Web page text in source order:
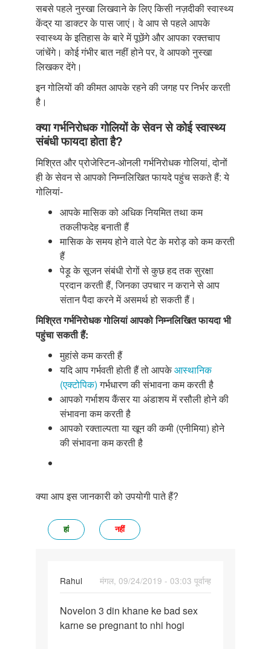
सबसे पहले नुस्खा लिखवाने के लिए किसी नज़दीकी स्वास्थ्य
केंद्र या डाक्टर के पास जाएं। वे आप से पहले आपके
स्वास्थ्य के इतिहास के बारे में पूछेंगे और आपका रक्तचाप
जांचेंगे। कोई गंभीर बात नहीं होने पर, वे आपको नुस्खा
लिखकर देंगे।
इन गोलियों की कीमत आपके रहने की जगह पर निर्भर करती
है।
क्या गर्भनिरोधक गोलियों के सेवन से कोई स्वास्थ्य
संबंधी फायदा होता है?
मिश्रित और प्रोजेस्टिन-ओनली गर्भनिरोधक गोलियां, दोनों
ही के सेवन से आपको निम्नलिखित फायदे पहुंच सकते हैं: ये
गोलियां-
आपके मासिक को अधिक नियमित तथा कम
तकलीफदेह बनाती हैं
मासिक के समय होने वाले पेट के मरोड़ को कम करती
हैं
पेड़ू के सूजन संबंधी रोगों से कुछ हद तक सुरक्षा
प्रदान करती हैं, जिनका उपचार न कराने से आप
संतान पैदा करने में असमर्थ हो सकती हैं।
मिश्रित गर्भनिरोधक गोलियां आपको निम्नलिखित फायदा भी
पहुंचा सकती हैं:
मुहांसे कम करती हैं
यदि आप गर्भवती होती हैं तो आपकेआस्थानिक
(एक्टोपिक)गर्भधारण की संभावना कम करती है
आपको गर्भाशय कैंसर या अंडाशय में रसौली होने की
संभावना कम करती है
आपको रक्ताल्पता या खून की कमी (एनीमिया) होने
की संभावना कम करती है
क्या आप इस जानकारी को उपयोगी पाते हैं?
हां नहीं
Rahul
मंगल, 09/24/2019 - 03:03 पूर्वान्ह
Novelon
3
Novelon 3 din khane ke bad sex
karne se pregnant to nhi hogi